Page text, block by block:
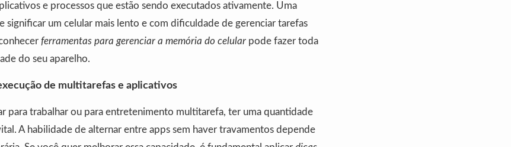
e processos que estão sendo executados ativamente. Uma
significar um celular mais lento e com dificuldade de gerenciar tarefas
ferramentas para gerenciar a memória do celular pode fazer toda
do seu aparelho.
de multitarefas e aplicativos
para trabalhar ou para entretenimento multitarefa, ter uma quantidade
A habilidade de alternar entre apps sem haver travamentos depende